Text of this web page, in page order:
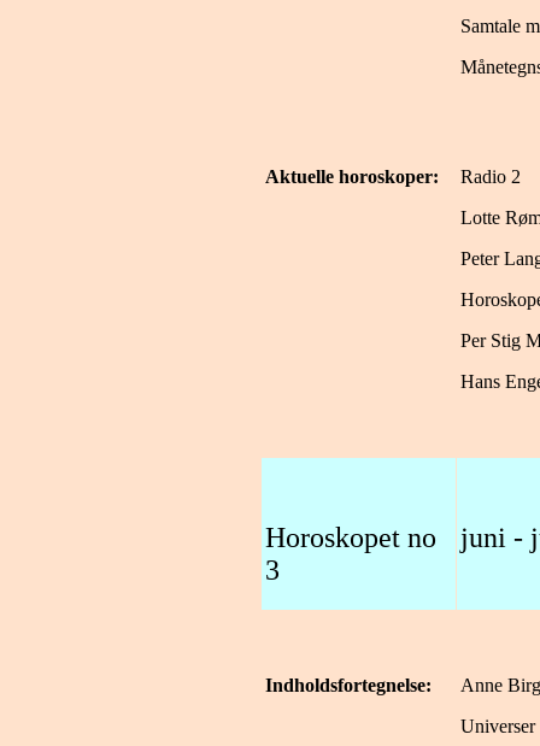
Samtale
Aktuelle horoskoper:
Radio 2
Lotte
Peter
Per Stig
Hans
Horoskopet no
3
juni -
Indholdsfortegnelse:
Anne
Universer